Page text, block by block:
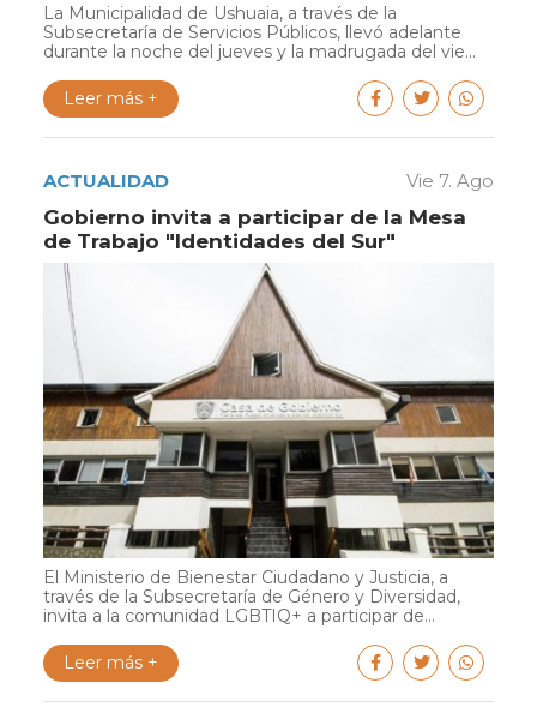
La Municipalidad de Ushuaia, a través de la
Subsecretaría de Servicios Públicos, llevó adelante
durante la noche del jueves y la madrugada del vie...
Leer más +
ACTUALIDAD Vie 7. Ago
Gobierno invita a participar de la Mesa
de Trabajo "Identidades del Sur"
El Ministerio de Bienestar Ciudadano y Justicia, a
través de la Subsecretaría de Género y Diversidad,
invita a la comunidad LGBTIQ+ a participar de...
Leer más +